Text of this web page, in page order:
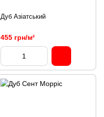
Дуб Азіатський
455 грн/м²